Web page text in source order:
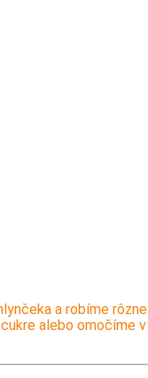
a robíme rôzne
alebo omočíme v